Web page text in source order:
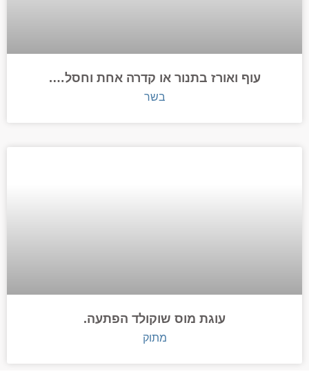
עוף ואורז בתנור או קדרה אחת וחסל….
בשר
עוגת מוס שוקולד הפתעה.
מתוק